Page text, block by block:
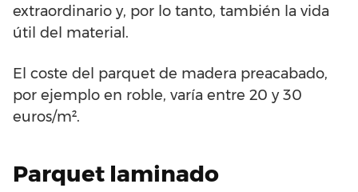
extraordinario y, por lo tanto, también la vida
útil del material.
El coste del parquet de madera preacabado,
por ejemplo en roble, varía entre 20 y 30
euros/m².
Parquet laminado